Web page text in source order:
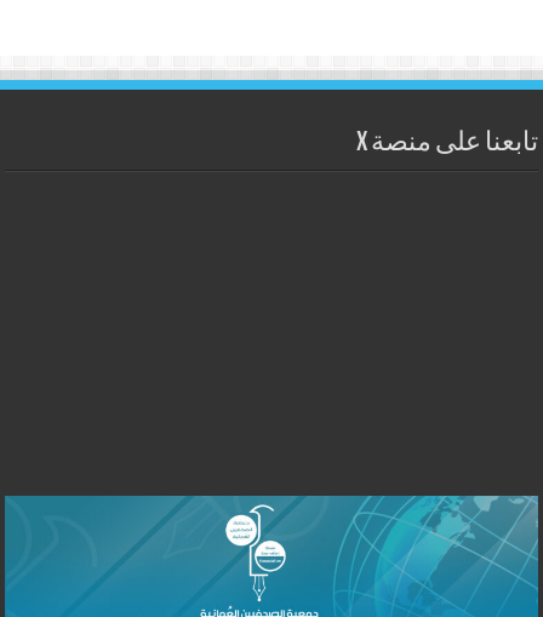
تابعنا على منصة X